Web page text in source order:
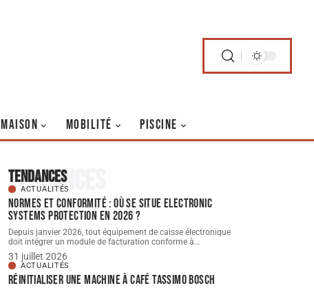
MAISON MOBILITÉ PISCINE
Tendances
Tendances
ACTUALITÉS
Normes et conformité : où se situe Electronic
Systems Protection en 2026 ?
Depuis janvier 2026, tout équipement de caisse électronique
doit intégrer un module de facturation conforme à…
31 juillet 2026
ACTUALITÉS
Réinitialiser une machine à café Tassimo Bosch